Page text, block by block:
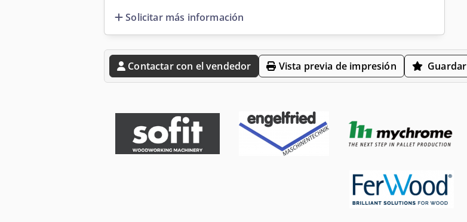
Solicitar más información
Contactar con el vendedor Vista previa de impresión Guardar